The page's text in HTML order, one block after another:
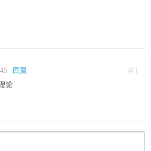
#1
回复
论